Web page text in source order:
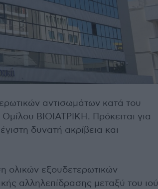
αντισωμάτων κατά του
ΒΙΟΙΑΤΡΙΚΗ. Πρόκειται για
δυνατή ακρίβεια και
ολικών εξουδετερωτικών
αλληλεπίδρασης μεταξύ του ιού